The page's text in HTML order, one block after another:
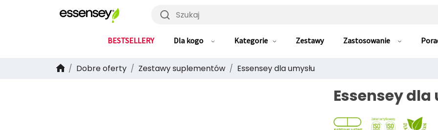
Szukaj
BESTSELLERY Dla kogo Kategorie Zestawy Zastosowanie
Dobre oferty Zestawy suplementów Essensey dla umysłu
Essensey dla